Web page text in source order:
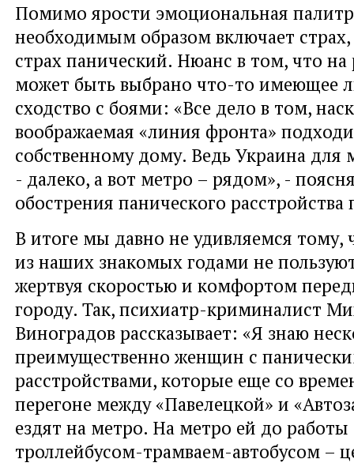
Помимо ярости эмоциональная
необходимым образом включает
страх панический. Нюанс в том, что
может быть выбрано что-то имеющее
сходство с боями: «Все дело в том,
воображаемая «линия фронта»
собственному дому. Ведь Украина для
- далеко, а вот метро – рядом», -
обострения панического расстройства
В итоге мы давно не удивляемся тому,
из наших знакомых годами не
жертвуя скоростью и комфортом
городу. Так, психиатр-криминалист
Виноградов рассказывает: «Я знаю
преимущественно женщин с
расстройствами, которые еще со
перегоне между «Павелецкой» и
ездят на метро. На метро ей до работы
троллейбусом-трамваем-автобусом –